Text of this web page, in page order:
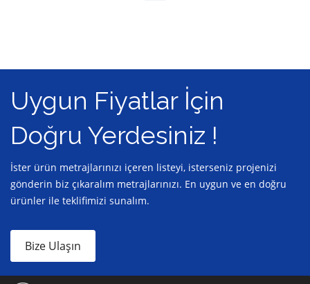
Uygun Fiyatlar İçin
Doğru Yerdesiniz !
İster ürün metrajlarınızı içeren listeyi, isterseniz projenizi
gönderin biz çıkaralım metrajlarınızı. En uygun ve en doğru
ürünler ile teklifimizi sunalım.
Bize Ulaşın